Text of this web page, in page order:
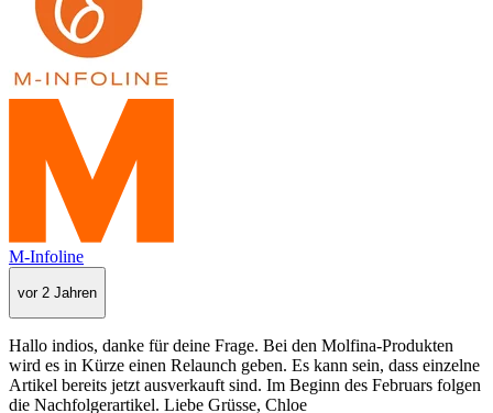
M-Infoline
vor 2 Jahren
Hallo indios, danke für deine Frage. Bei den Molfina-Produkten
wird es in Kürze einen Relaunch geben. Es kann sein, dass einzelne
Artikel bereits jetzt ausverkauft sind. Im Beginn des Februars folgen
die Nachfolgerartikel. Liebe Grüsse, Chloe